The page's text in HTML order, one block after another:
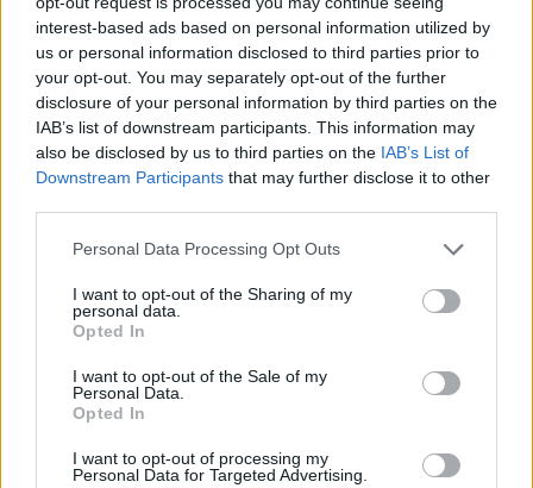
interest-based ads based on personal information utilized by
us or personal information disclosed to third parties prior to
your opt-out. You may separately opt-out of the further
disclosure of your personal information by third parties on the
IAB’s list of downstream participants. This information may
also be disclosed by us to third parties on the IAB’s List of
Downstream Participants that may further disclose it to other
Personal Data Processing Opt Outs
I want to opt-out of the Sharing of my
personal data.
Opted In
I want to opt-out of the Sale of my
Personal Data.
Opted In
I want to opt-out of processing my
Personal Data for Targeted Advertising.
Steur kiest voor Newcastle na gemiste
duidelijkheid bij Ajax
Blind kan bij Ajax de speler naast Míchel worden
terug op Ajax-keuze
duidelijker
Ajax begint voorbereiding met nederlaag: zo ziet
de route naar PEC eruit
Zo overtuigde PSV Sven Mijnans en bleef Ajax
met lege handen achter